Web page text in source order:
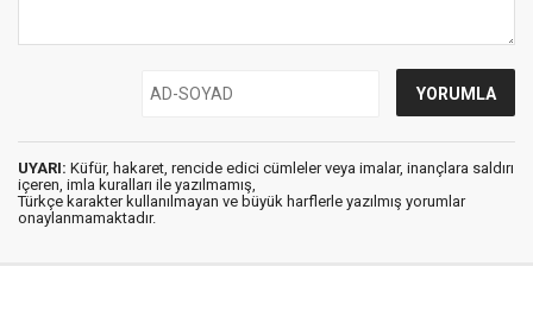
UYARI: Küfür, hakaret, rencide edici cümleler veya imalar, inançlara saldırı
içeren, imla kuralları ile yazılmamış,
Türkçe karakter kullanılmayan ve büyük harflerle yazılmış yorumlar
onaylanmamaktadır.